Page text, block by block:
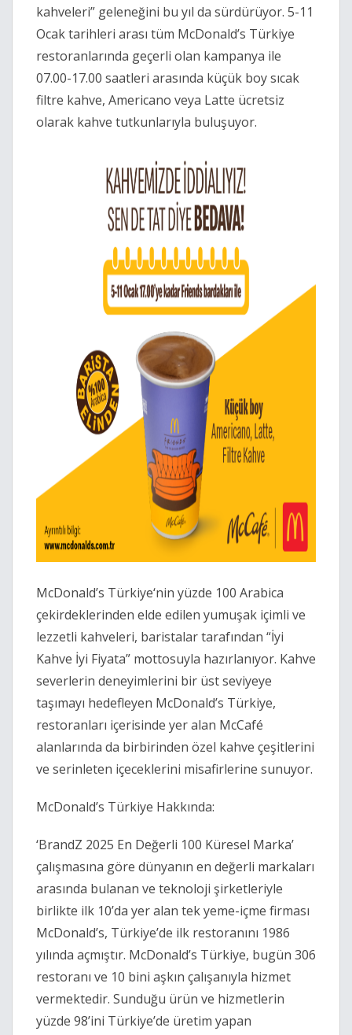
kahveleri” geleneğini bu yıl da sürdürüyor. 5-11
Ocak tarihleri arası tüm McDonald’s Türkiye
restoranlarında geçerli olan kampanya ile
07.00-17.00 saatleri arasında küçük boy sıcak
filtre kahve, Americano veya Latte ücretsiz
olarak kahve tutkunlarıyla buluşuyor.
McDonald’s Türkiye‘nin yüzde 100 Arabica
çekirdeklerinden elde edilen yumuşak içimli ve
lezzetli kahveleri, baristalar tarafından “İyi
Kahve İyi Fiyata” mottosuyla hazırlanıyor. Kahve
severlerin deneyimlerini bir üst seviyeye
taşımayı hedefleyen McDonald’s Türkiye,
restoranları içerisinde yer alan McCafé
alanlarında da birbirinden özel kahve çeşitlerini
ve serinleten içeceklerini misafirlerine sunuyor.
McDonald’s Türkiye Hakkında:
‘BrandZ 2025 En Değerli 100 Küresel Marka’
çalışmasına göre dünyanın en değerli markaları
arasında bulanan ve teknoloji şirketleriyle
birlikte ilk 10’da yer alan tek yeme-içme firması
McDonald’s, Türkiye’de ilk restoranını 1986
yılında açmıştır. McDonald’s Türkiye, bugün 306
restoranı ve 10 bini aşkın çalışanıyla hizmet
vermektedir. Sunduğu ürün ve hizmetlerin
yüzde 98’ini Türkiye’de üretim yapan